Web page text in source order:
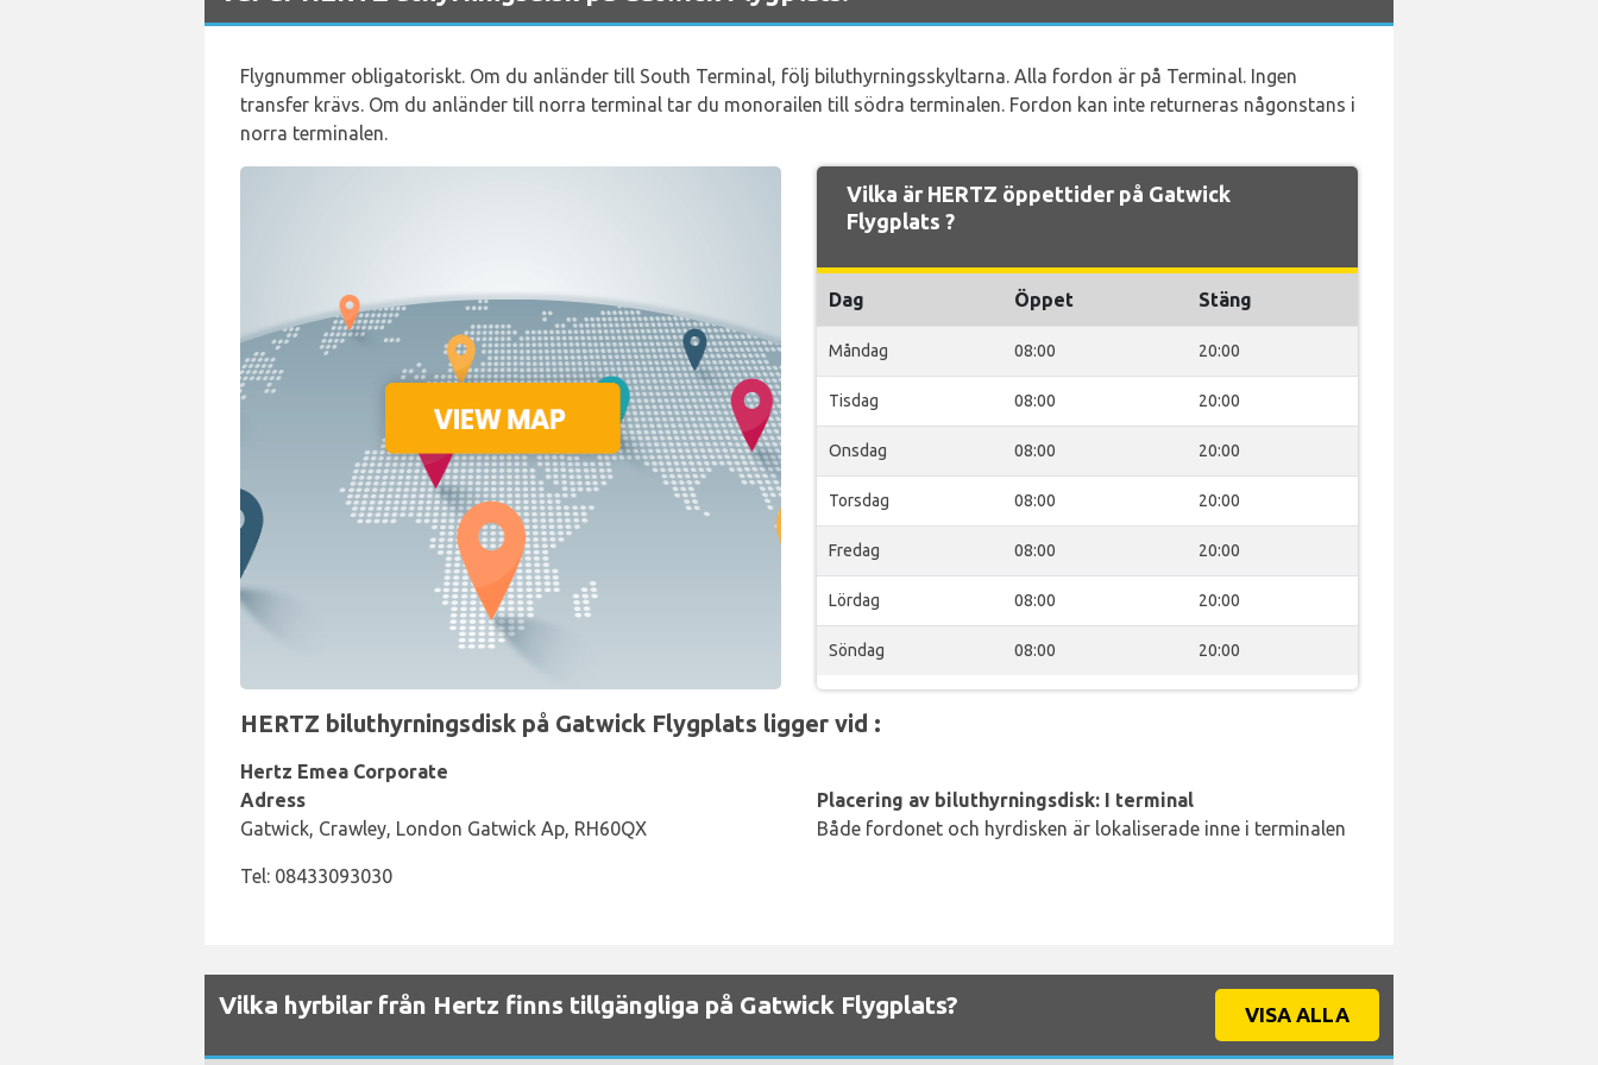
Flygnummer obligatoriskt. Om du anländer till South Terminal, följ biluthyrningsskyltarna. Alla fordon är på Terminal. Ingen
transfer krävs. Om du anländer till norra terminal tar du monorailen till södra terminalen. Fordon kan inte returneras någonstans i
norra terminalen.
Vilka är HERTZ öppettider på Gatwick
Flygplats ?
Dag Öppet Stäng
Måndag 08:00 20:00
Tisdag 08:00 20:00
Onsdag 08:00 20:00
Torsdag 08:00 20:00
Fredag 08:00 20:00
Lördag 08:00 20:00
Söndag 08:00 20:00
HERTZ biluthyrningsdisk på Gatwick Flygplats ligger vid :
Hertz Emea Corporate
Adress
Gatwick, Crawley, London Gatwick Ap, RH60QX
Tel: 08433093030
Placering av biluthyrningsdisk: I terminal
Både fordonet och hyrdisken är lokaliserade inne i terminalen
Vilka hyrbilar från Hertz finns tillgängliga på Gatwick Flygplats? VISA ALLA